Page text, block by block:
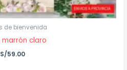
de bienvenida
claro
S/59.00